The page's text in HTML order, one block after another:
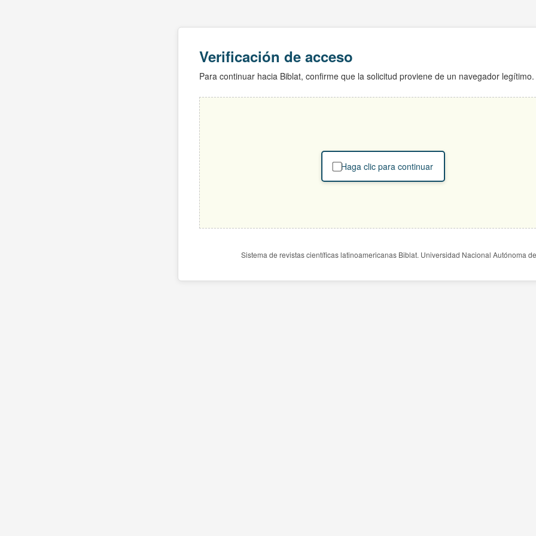
Verificación de acceso
Para continuar hacia Biblat, confirme que la solicitud proviene de un navegador legítimo.
Haga clic para continuar
Sistema de revistas científicas latinoamericanas Biblat. Universidad Nacional Autónoma